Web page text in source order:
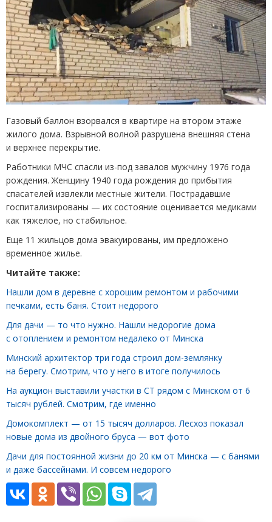
Газовый баллон взорвался в квартире на втором этаже
жилого дома. Взрывной волной разрушена внешняя стена
и верхнее перекрытие.
Работники МЧС спасли из-под завалов мужчину 1976 года
рождения. Женщину 1940 года рождения до прибытия
спасателей извлекли местные жители. Пострадавшие
госпитализированы — их состояние оценивается медиками
как тяжелое, но стабильное.
Еще 11 жильцов дома эвакуированы, им предложено
временное жилье.
Читайте также:
Нашли дом в деревне с хорошим ремонтом и рабочими
печками, есть баня. Стоит недорого
Для дачи — то что нужно. Нашли недорогие дома
с отоплением и ремонтом недалеко от Минска
Минский архитектор три года строил дом-землянку
на берегу. Смотрим, что у него в итоге получилось
На аукцион выставили участки в СТ рядом с Минском от 6
тысяч рублей. Смотрим, где именно
Домокомплект — от 15 тысяч долларов. Лесхоз показал
новые дома из двойного бруса — вот фото
Дачи для постоянной жизни до 20 км от Минска — с банями
и даже бассейнами. И совсем недорого